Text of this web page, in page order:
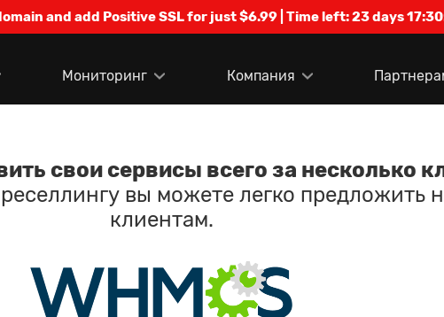
and add Positive SSL for just $6.99 | Time left:23 days
Мониторинг Компания
свои сервисы всего за несколько
вы можете легко предложить
клиентам.